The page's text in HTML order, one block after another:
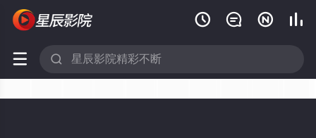
   
 